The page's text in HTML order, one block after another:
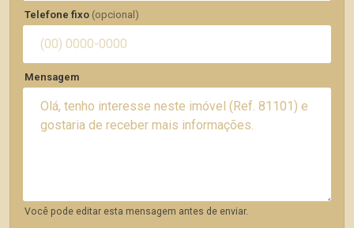
Telefone fixo (opcional)
Mensagem
Você pode editar esta mensagem antes de enviar.